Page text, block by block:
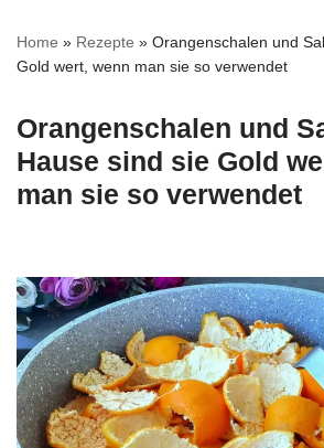
Home » Rezepte » Orangenschalen und
Gold wert, wenn man sie so verwendet
Orangenschalen und
Hause sind sie Gold
man sie so verwendet